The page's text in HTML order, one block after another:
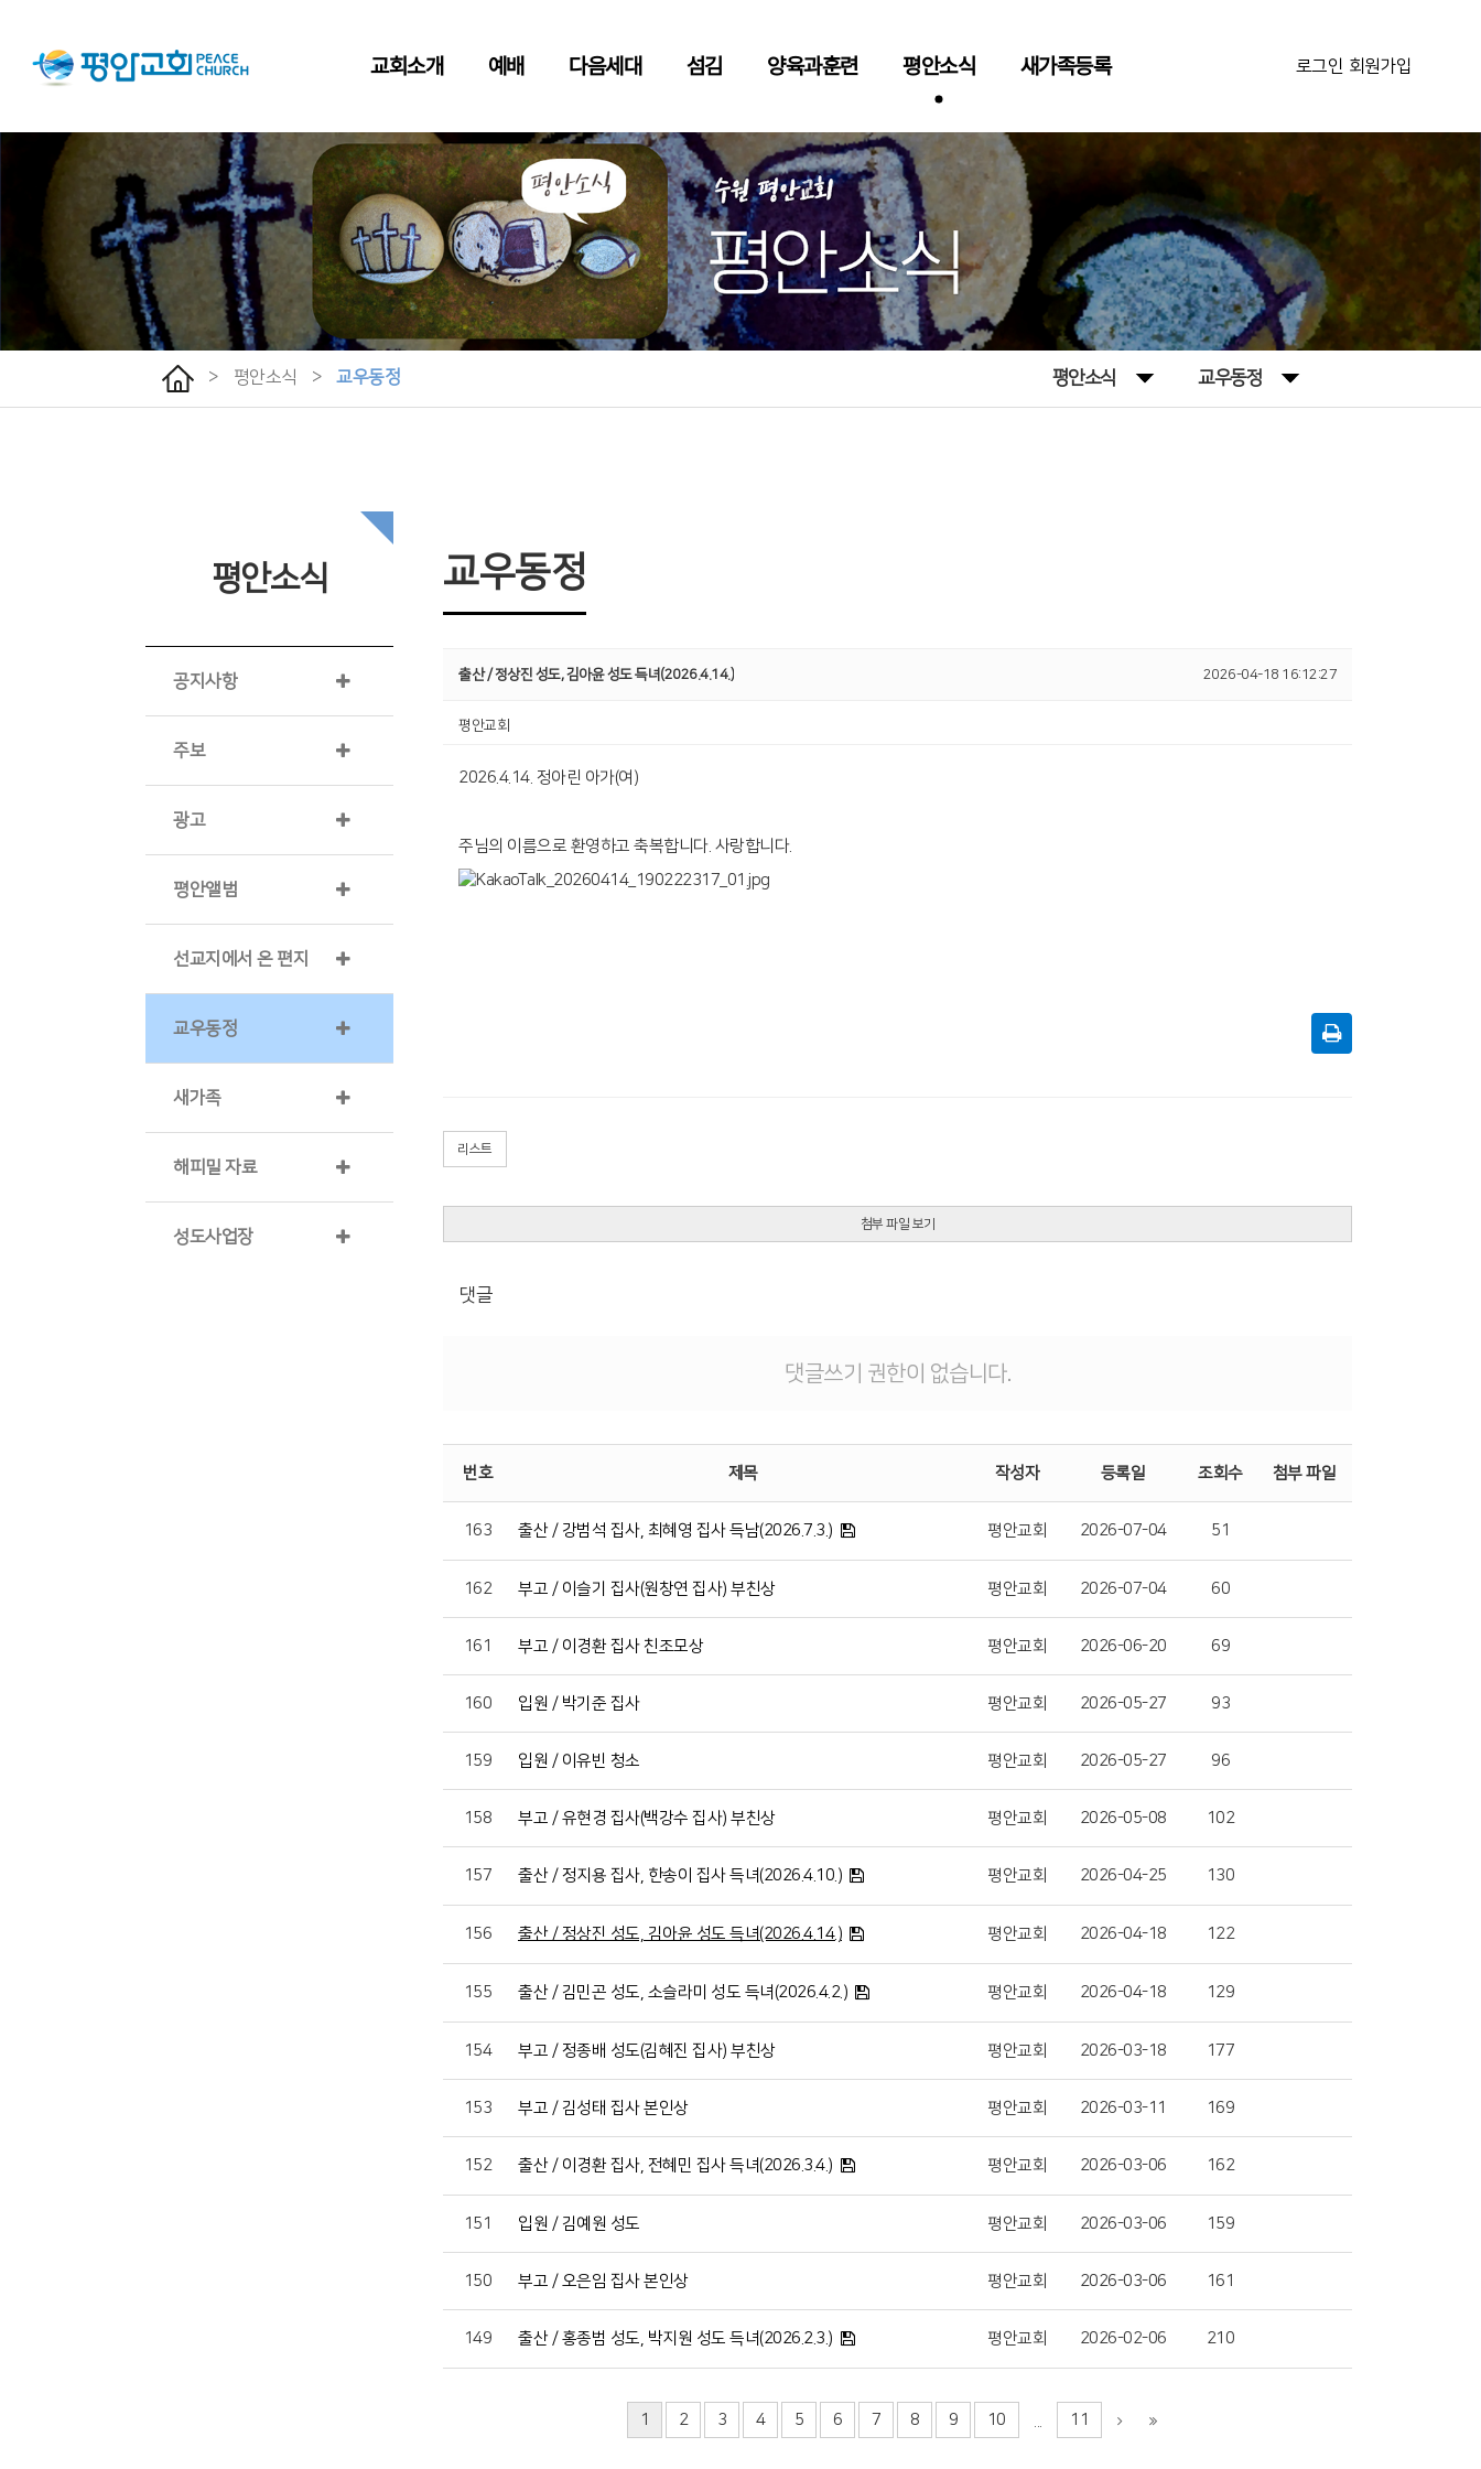
교회소개 예배 다음세대 섬김 양육과훈련 평안소식 새가족등록 로그인 회원가입
평안소식 교우동정
> 평안소식 > 교우동정
평안소식
공지사항
주보
광고
평안앨범
선교지에서 온 편지
교우동정
새가족
해피밀 자료
성도사업장
교우동정
출산 / 정상진 성도, 김아윤 성도 득녀(2026.4.14.) 2026-04-18 16:12:27
평안교회
2026.4.14. 정아린 아가(여)
주님의 이름으로 환영하고 축복합니다. 사랑합니다.
리스트
첨부 파일 보기
댓글
댓글쓰기 권한이 없습니다.
번호 제목 작성자 등록일 조회수 첨부 파일
163 출산 / 강범석 집사, 최혜영 집사 득남(2026.7.3.) 평안교회 2026-07-04 51
162 부고 / 이슬기 집사(원창연 집사) 부친상 평안교회 2026-07-04 60
161 부고 / 이경환 집사 친조모상 평안교회 2026-06-20 69
160 입원 / 박기준 집사 평안교회 2026-05-27 93
159 입원 / 이유빈 청소 평안교회 2026-05-27 96
158 부고 / 유현경 집사(백강수 집사) 부친상 평안교회 2026-05-08 102
157 출산 / 정지용 집사, 한송이 집사 득녀(2026.4.10.) 평안교회 2026-04-25 130
156 출산 / 정상진 성도, 김아윤 성도 득녀(2026.4.14.) 평안교회 2026-04-18 122
155 출산 / 김민곤 성도, 소슬라미 성도 득녀(2026.4.2.) 평안교회 2026-04-18 129
154 부고 / 정종배 성도(김혜진 집사) 부친상 평안교회 2026-03-18 177
153 부고 / 김성태 집사 본인상 평안교회 2026-03-11 169
152 출산 / 이경환 집사, 전혜민 집사 득녀(2026.3.4.) 평안교회 2026-03-06 162
151 입원 / 김예원 성도 평안교회 2026-03-06 159
150 부고 / 오은임 집사 본인상 평안교회 2026-03-06 161
149 출산 / 홍종범 성도, 박지원 성도 득녀(2026.2.3.) 평안교회 2026-02-06 210
1 2 3 4 5 6 7 8 9 10 11